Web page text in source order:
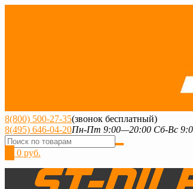
8(800) 500-27-35(звонок бесплатный)
8(495) 646-04-20Пн-Пт 9:00—20:00 Сб-Вс
0 руб.